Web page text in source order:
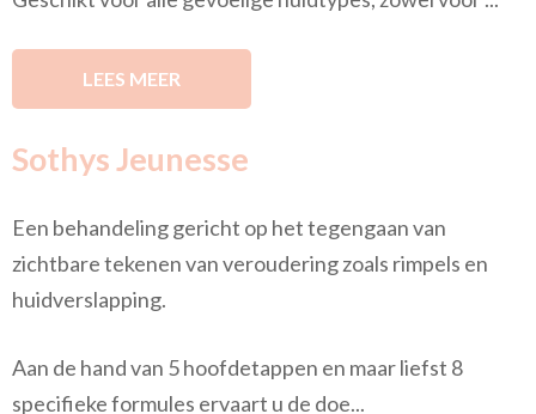
LEES MEER
Sothys Jeunesse
Een behandeling gericht op het tegengaan van
zichtbare tekenen van veroudering zoals rimpels en
huidverslapping.
Aan de hand van 5 hoofdetappen en maar liefst 8
specifieke formules ervaart u de doe...